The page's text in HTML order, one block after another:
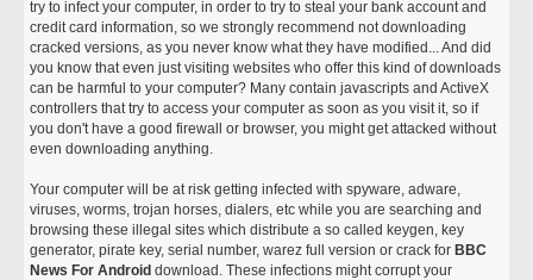
try to infect your computer, in order to try to steal your bank account and
credit card information, so we strongly recommend not downloading
cracked versions, as you never know what they have modified... And did
you know that even just visiting websites who offer this kind of downloads
can be harmful to your computer? Many contain javascripts and ActiveX
controllers that try to access your computer as soon as you visit it, so if
you don't have a good firewall or browser, you might get attacked without
even downloading anything.
Your computer will be at risk getting infected with spyware, adware,
viruses, worms, trojan horses, dialers, etc while you are searching and
browsing these illegal sites which distribute a so called keygen, key
generator, pirate key, serial number, warez full version or crack for BBC
News For Android download. These infections might corrupt your